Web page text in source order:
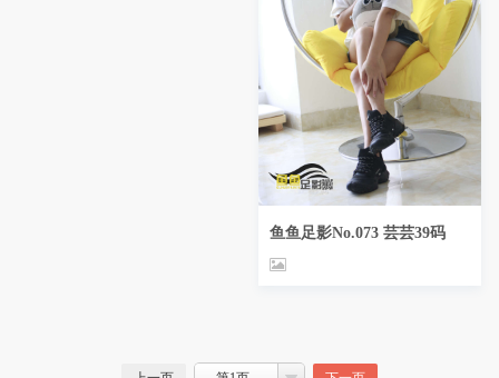
鱼鱼足影No.073 芸芸39码